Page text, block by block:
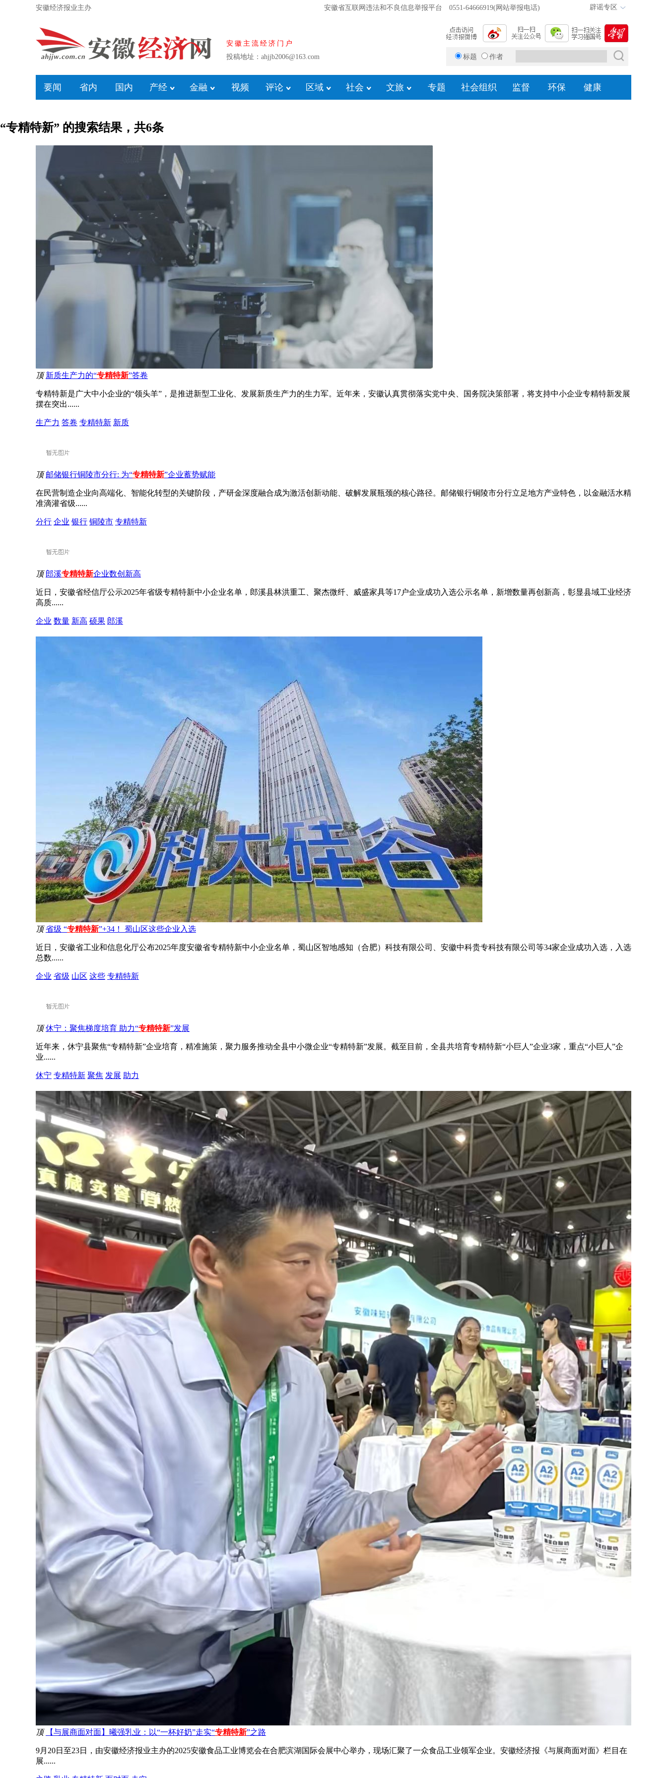
安徽经济报业主办 安徽省互联网违法和不良信息举报平台 0551-64666919(网站举报电话) 辟谣专区
安徽主流经济门户
投稿地址：ahjjb2006@163.com
标题 作者
要闻 省内 国内 产经 金融 视频 评论 区域 社会 文旅 专题 社会组织 监督 环保 健康
“专精特新” 的搜索结果，共6条
顶 新质生产力的“专精特新”答卷
专精特新是广大中小企业的“领头羊”，是推进新型工业化、发展新质生产力的生力军。近年来，安徽认真贯彻落实党中央、国务院决策部署，将支持中小企业专精特新发展
摆在突出......
生产力 答卷 专精特新 新质
顶 邮储银行铜陵市分行: 为“专精特新”企业蓄势赋能
在民营制造企业向高端化、智能化转型的关键阶段，产研金深度融合成为激活创新动能、破解发展瓶颈的核心路径。邮储银行铜陵市分行立足地方产业特色，以金融活水精
准滴灌省级......
分行 企业 银行 铜陵市 专精特新
顶 郎溪专精特新企业数创新高
近日，安徽省经信厅公示2025年省级专精特新中小企业名单，郎溪县林洪重工、聚杰微纤、威盛家具等17户企业成功入选公示名单，新增数量再创新高，彰显县域工业经济
高质......
企业 数量 新高 硕果 郎溪
顶 省级 “专精特新”+34！ 蜀山区这些企业入选
近日，安徽省工业和信息化厅公布2025年度安徽省专精特新中小企业名单，蜀山区智地感知（合肥）科技有限公司、安徽中科贵专科技有限公司等34家企业成功入选，入选
总数......
企业 省级 山区 这些 专精特新
顶 休宁：聚焦梯度培育 助力“专精特新”发展
近年来，休宁县聚焦“专精特新”企业培育，精准施策，聚力服务推动全县中小微企业“专精特新”发展。截至目前，全县共培育专精特新“小巨人”企业3家，重点“小巨人”企
业......
休宁 专精特新 聚焦 发展 助力
顶 【与展商面对面】曦强乳业：以“一杯好奶”走实“专精特新”之路
9月20日至23日，由安徽经济报业主办的2025安徽食品工业博览会在合肥滨湖国际会展中心举办，现场汇聚了一众食品工业领军企业。安徽经济报《与展商面对面》栏目在
展......